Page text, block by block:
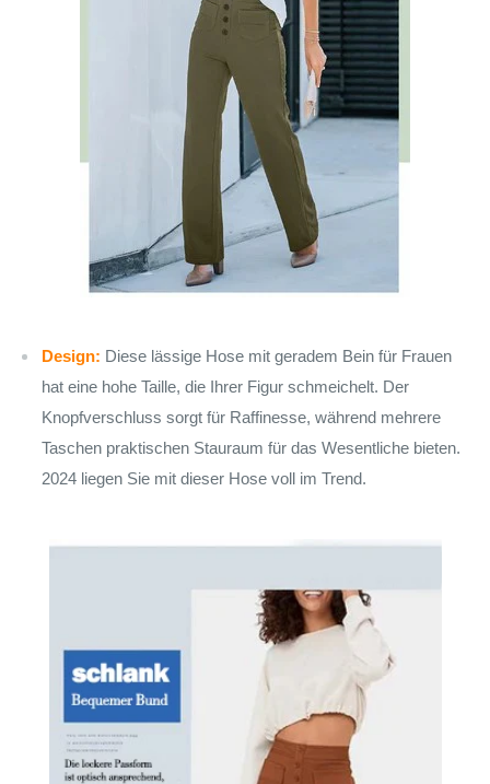
Design: Diese lässige Hose mit geradem Bein für Frauen
hat eine hohe Taille, die Ihrer Figur schmeichelt. Der
Knopfverschluss sorgt für Raffinesse, während mehrere
Taschen praktischen Stauraum für das Wesentliche bieten.
2024 liegen Sie mit dieser Hose voll im Trend.